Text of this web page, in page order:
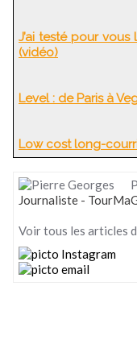
J’ai testé pour vous
(vidéo)
Level : de Paris à
Low cost long-
Journaliste -
Voir tous les articles